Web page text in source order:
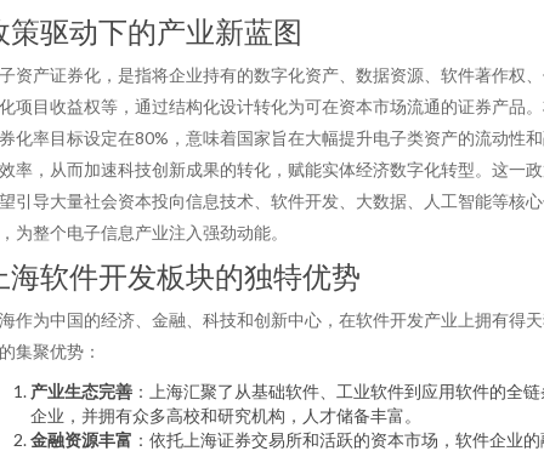
策驱动下的产业新蓝图
资产证券化，是指将企业持有的数字化资产、数据资源、软件著作权
项目收益权等，通过结构化设计转化为可在资本市场流通的证券产品
化率目标设定在80%，意味着国家旨在大幅提升电子类资产的流动性
率，从而加速科技创新成果的转化，赋能实体经济数字化转型。这一
引导大量社会资本投向信息技术、软件开发、大数据、人工智能等核
为整个电子信息产业注入强劲动能。
海软件开发板块的独特优势
作为中国的经济、金融、科技和创新中心，在软件开发产业上拥有得
集聚优势：
产业生态完善 ：上海汇聚了从基础软件、工业软件到应用软件的全链
企业，并拥有众多高校和研究机构，人才储备丰富。
金融资源丰富 ：依托上海证券交易所和活跃的资本市场，软件企业的